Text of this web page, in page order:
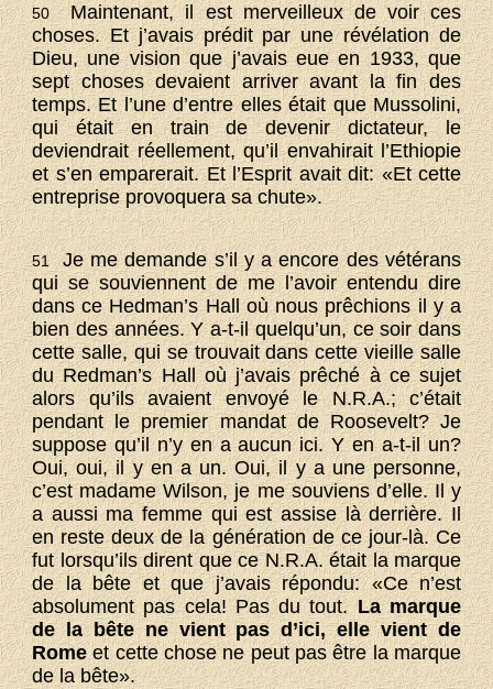
50Maintenant, il est merveilleux de voir ces
choses. Et j’avais prédit par une révélation de
Dieu, une vision que j’avais eue en 1933, que
sept choses devaient arriver avant la fin des
temps. Et l’une d’entre elles était que Mussolini,
qui était en train de devenir dictateur, le
deviendrait réellement, qu’il envahirait l’Ethiopie
et s’en emparerait. Et l’Esprit avait dit: «Et cette
entreprise provoquera sa chute».
51Je me demande s’il y a encore des vétérans
qui se souviennent de me l’avoir entendu dire
dans ce Hedman’s Hall où nous prêchions il y a
bien des années. Y a-t-il quelqu’un, ce soir dans
cette salle, qui se trouvait dans cette vieille salle
du Redman’s Hall où j’avais prêché à ce sujet
alors qu’ils avaient envoyé le N.R.A.; c’était
pendant le premier mandat de Roosevelt? Je
suppose qu’il n’y en a aucun ici. Y en a-t-il un?
Oui, oui, il y en a un. Oui, il y a une personne,
c’est madame Wilson, je me souviens d’elle. Il y
a aussi ma femme qui est assise là derrière. Il
en reste deux de la génération de ce jour-là. Ce
fut lorsqu’ils dirent que ce N.R.A. était la marque
de la bête et que j’avais répondu: «Ce n’est
absolument pas cela! Pas du tout.La marque
de la bête ne vient pas d’ici, elle vient de
Romeet cette chose ne peut pas être la marque
de la bête».